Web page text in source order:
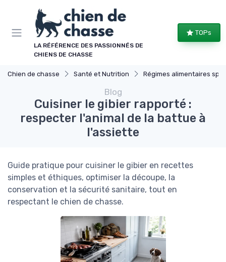
LA RÉFÉRENCE DES PASSIONNÉS DE
CHIENS DE CHASSE
TOPs
Chien de chasse Santé et Nutrition Régimes alimentaires spécifiques
Blog
Cuisiner le gibier rapporté :
respecter l'animal de la battue à
l'assiette
Guide pratique pour cuisiner le gibier en recettes
simples et éthiques, optimiser la découpe, la
conservation et la sécurité sanitaire, tout en
respectant le chien de chasse.
Panneau de gestion des cookies